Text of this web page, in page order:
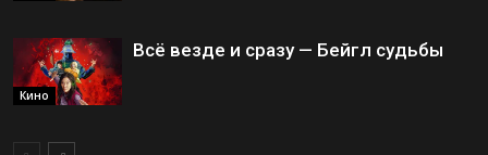
Кино
Всё везде и сразу — Бейгл судьбы